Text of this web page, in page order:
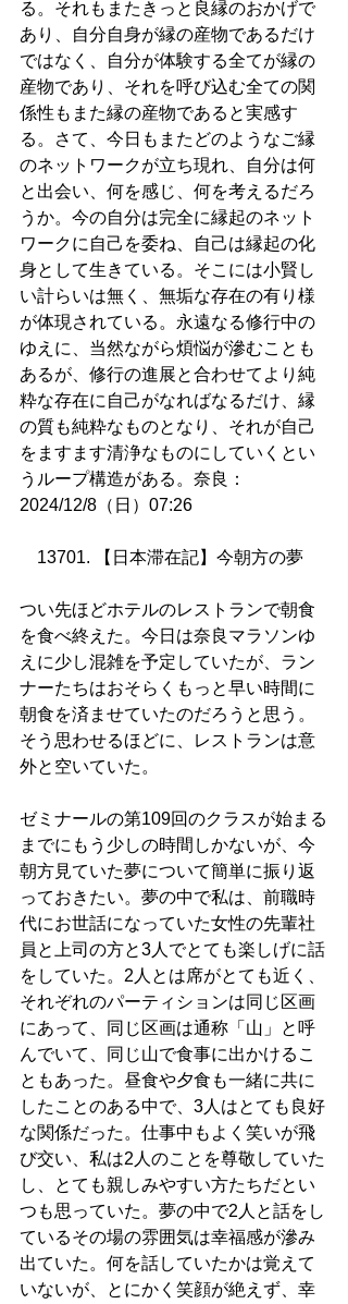
る。それもまたきっと良縁のおかげで
あり、自分自身が縁の産物であるだけ
ではなく、自分が体験する全てが縁の
産物であり、それを呼び込む全ての関
係性もまた縁の産物であると実感す
る。さて、今日もまたどのようなご縁
のネットワークが立ち現れ、自分は何
と出会い、何を感じ、何を考えるだろ
うか。今の自分は完全に縁起のネット
ワークに自己を委ね、自己は縁起の化
身として生きている。そこには小賢し
い計らいは無く、無垢な存在の有り様
が体現されている。永遠なる修行中の
ゆえに、当然ながら煩悩が滲むことも
あるが、修行の進展と合わせてより純
粋な存在に自己がなればなるだけ、縁
の質も純粋なものとなり、それが自己
をますます清浄なものにしていくとい
うループ構造がある。奈良：
2024/12/8（日）07:26
13701. 【日本滞在記】今朝方の夢
つい先ほどホテルのレストランで朝食
を食べ終えた。今日は奈良マラソンゆ
えに少し混雑を予定していたが、ラン
ナーたちはおそらくもっと早い時間に
朝食を済ませていたのだろうと思う。
そう思わせるほどに、レストランは意
外と空いていた。
ゼミナールの第109回のクラスが始まる
までにもう少しの時間しかないが、今
朝方見ていた夢について簡単に振り返
っておきたい。夢の中で私は、前職時
代にお世話になっていた女性の先輩社
員と上司の方と3人でとても楽しげに話
をしていた。2人とは席がとても近く、
それぞれのパーティションは同じ区画
にあって、同じ区画は通称「山」と呼
んでいて、同じ山で食事に出かけるこ
ともあった。昼食や夕食も一緒に共に
したことのある中で、3人はとても良好
な関係だった。仕事中もよく笑いが飛
び交い、私は2人のことを尊敬していた
し、とても親しみやすい方たちだとい
つも思っていた。夢の中で2人と話をし
ているその場の雰囲気は幸福感が滲み
出ていた。何を話していたかは覚えて
いないが、とにかく笑顔が絶えず、幸